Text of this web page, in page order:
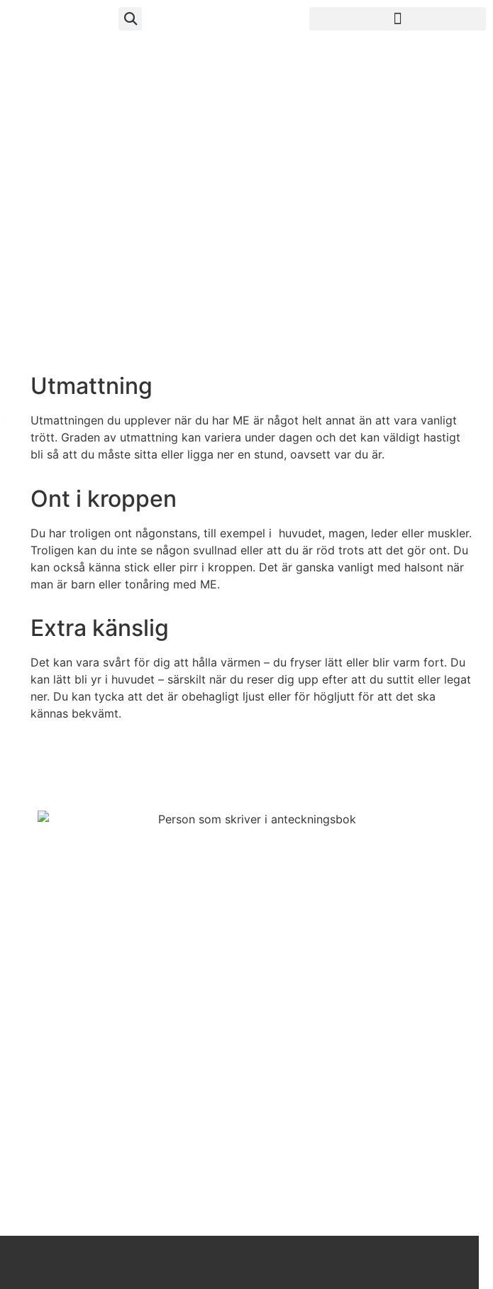
Utmattning
Utmattningen du upplever när du har ME är något helt annat än att vara vanligt
trött. Graden av utmattning kan variera under dagen och det kan väldigt hastigt
bli så att du måste sitta eller ligga ner en stund, oavsett var du är.
Ont i kroppen
Du har troligen ont någonstans, till exempel i huvudet, magen, leder eller muskler.
Troligen kan du inte se någon svullnad eller att du är röd trots att det gör ont. Du
kan också känna stick eller pirr i kroppen. Det är ganska vanligt med halsont när
man är barn eller tonåring med ME.
Extra känslig
Det kan vara svårt för dig att hålla värmen – du fryser lätt eller blir varm fort. Du
kan lätt bli yr i huvudet – särskilt när du reser dig upp efter att du suttit eller legat
ner. Du kan tycka att det är obehagligt ljust eller för högljutt för att det ska
kännas bekvämt.